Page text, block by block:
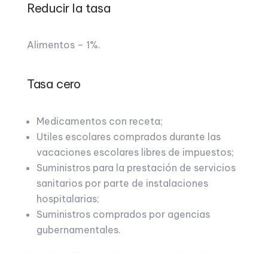
Reducir la tasa
Alimentos – 1%.
Tasa cero
Medicamentos con receta;
Utiles escolares comprados durante las
vacaciones escolares libres de impuestos;
Suministros para la prestación de servicios
sanitarios por parte de instalaciones
hospitalarias;
Suministros comprados por agencias
gubernamentales.